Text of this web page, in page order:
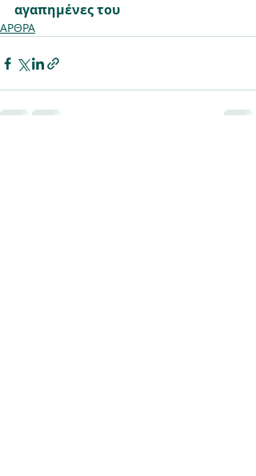
αγαπημένες του
ΑΡΘΡΑ